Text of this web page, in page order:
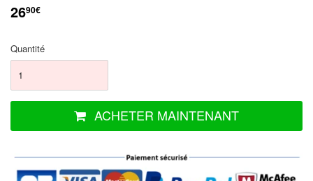
2690€
Quantité
ACHETER MAINTENANT